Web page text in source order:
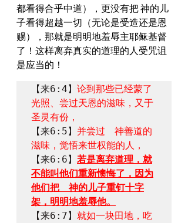
都看得合乎中道），更没有把 神的儿
子看得超越一切（无论是受造还是恩
赐），那就是明明地羞辱主耶稣基督
了！这样离弃真实的道理的人受咒诅
是应当的！
【来6:4】 论到那些已经蒙了
光照、尝过天恩的滋味，又于
圣灵有份，
【来6:5】 并尝过　神善道的
滋味，觉悟来世权能的人，
【来6:6】 若是离弃道理，就
不能叫他们重新懊悔了，因为
他们把　神的儿子重钉十字
架，明明地羞辱他。
【来6:7】 就如一块田地，吃